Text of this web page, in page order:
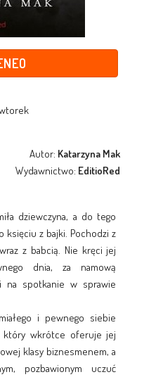
Autor: Katarzyna Mak
Wydawnictwo: EditioRed
dziewczyna, a do tego
księciu z bajki. Pochodzi z
z babcią. Nie kręci jej
dnia, za namową
na spotkanie w sprawie
i pewnego siebie
który wkrótce oferuje jej
klasy biznesmenem, a
pozbawionym uczuć